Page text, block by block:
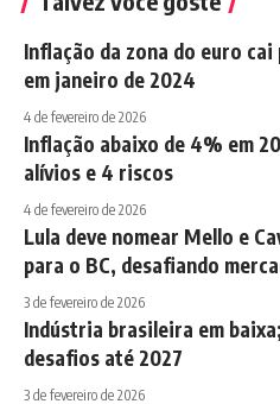
Inflação da zona do euro cai
em janeiro de 2024
4 de fevereiro de 2026
Inflação abaixo de 4% em
alívios e 4 riscos
4 de fevereiro de 2026
Lula deve nomear Mello e
para o BC, desafiando
3 de fevereiro de 2026
Indústria brasileira em
desafios até 2027
3 de fevereiro de 2026